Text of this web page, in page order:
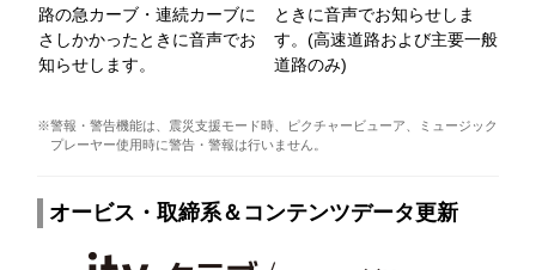
路の急カーブ・連続カーブに
さしかかったときに音声でお
知らせします。
ときに音声でお知らせしま
す。(高速道路および主要一般
道路のみ)
※警報・警告機能は、震災支援モード時、ピクチャービューア、ミュージック
プレーヤー使用時に警告・警報は行いません。
オービス・取締系＆コンテンツデータ更新